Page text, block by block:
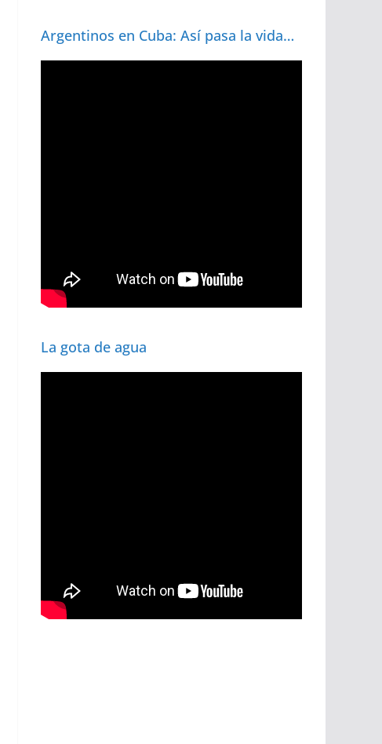
Argentinos en Cuba: Así pasa la vida…
La gota de agua